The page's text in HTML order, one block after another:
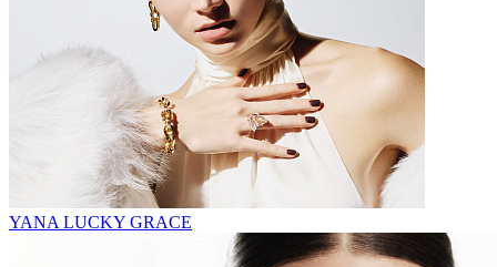
YANA LUCKY GRACE